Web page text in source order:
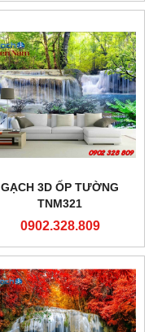
GẠCH 3D ỐP TƯỜNG
TNM321
0902.328.809